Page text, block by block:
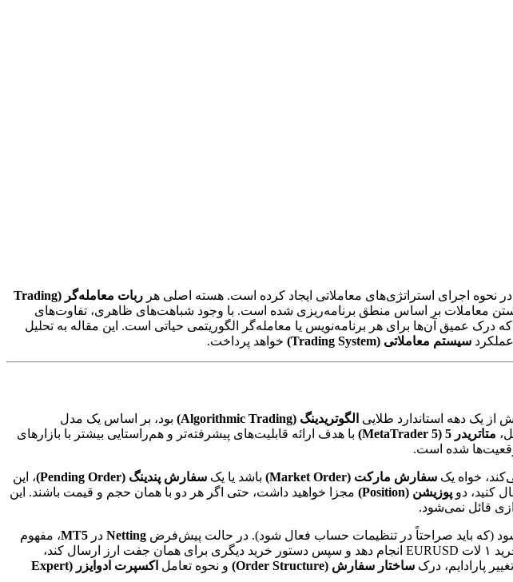
در نحوه اجرای استراتژی‌های معاملاتی ایجاد کرده است. هسته اصلی هر
ربات معامله‌گر (Trading
معاملات بر اساس منطق برنامه‌ریزی شده است. با وجود شباهت‌های ظاهری، تفاوت‌های
درک عمیق آن‌ها برای هر برنامه‌نویس یا معامله‌گر الگوریتمی حیاتی است. این مقاله به تحلیل
سیستم معاملاتی (Trading System) خواهد پرداخت.
از یک دهه استاندارد طلایی الگوتریدینگ (Algorithmic Trading)
بود، بر اساس یک مدل
متاتریدر 5 (MetaTrader 5)
با هدف ارائه قابلیت‌های پیشرفته‌تر و هم‌راستایی بیشتر با بازارهای
شده است.
خواه یک سفارش مارکت (Market Order) باشد یا یک سفارش پندینگ (Pending Order)
، این
پوزیشن (Position)
مجزا خواهید داشت، حتی اگر هر دو با همان حجم و قیمت باشند. این
قائل نمی‌شود.
(که باید صراحتاً در تنظیمات حساب فعال شود). در حالت پیش‌فرض Netting در MT5، مفهوم
(در حالت Netting) ابتدا یک خرید ۱ لات EURUSD انجام دهد و سپس دستور خرید دیگری برای همان جفت ارز ارسال کند،
ساختار سفارش (Order Structure) و نحوه تعامل
اکسپرت ادوایزر (Expert